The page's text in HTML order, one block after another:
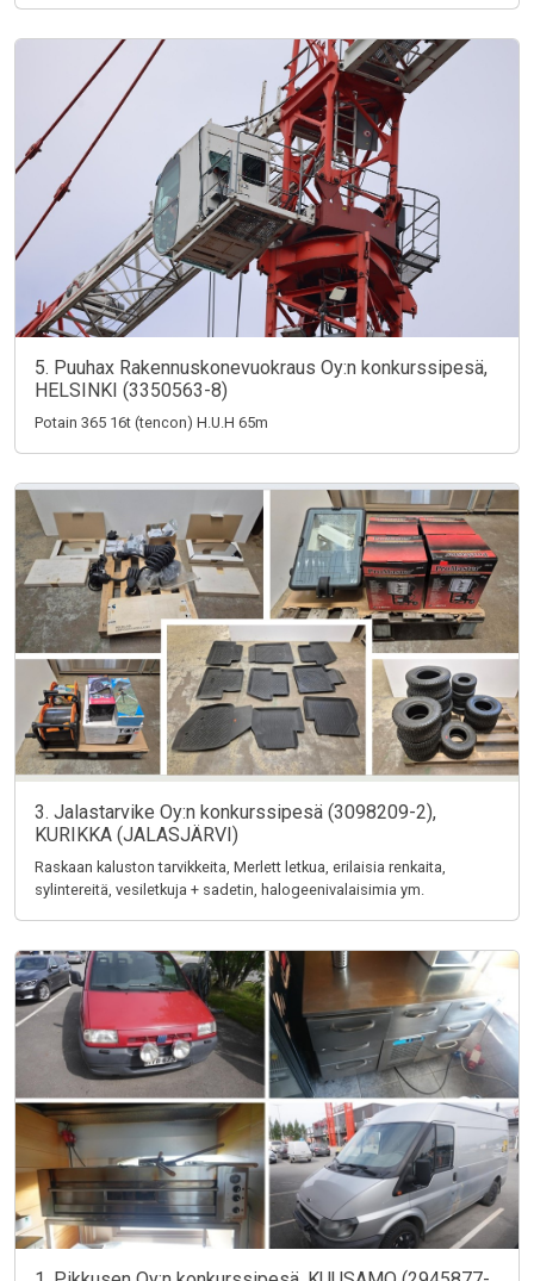
5. Puuhax Rakennuskonevuokraus Oy:n konkurssipesä,
HELSINKI (3350563-8)
Potain 365 16t (tencon) H.U.H 65m
3. Jalastarvike Oy:n konkurssipesä (3098209-2),
KURIKKA (JALASJÄRVI)
Raskaan kaluston tarvikkeita, Merlett letkua, erilaisia renkaita,
sylintereitä, vesiletkuja + sadetin, halogeenivalaisimia ym.